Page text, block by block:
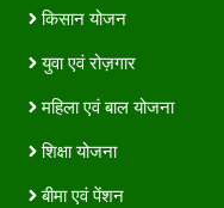
किसान योजन
युवा एवं रोज़गार
महिला एवं बाल योजना
शिक्षा योजना
बीमा एवं पेंशन